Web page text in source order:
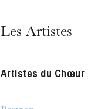
Les Artistes
Artistes du Chœur